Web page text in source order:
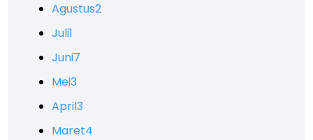
Agustus2
Juli1
Juni7
Mei3
April3
Maret4